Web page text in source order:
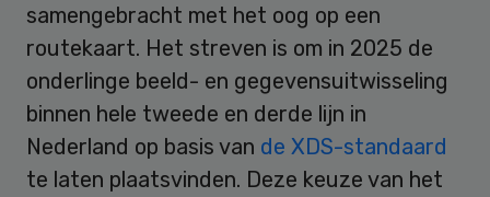
samengebracht met het oog op een
routekaart. Het streven is om in 2025 de
onderlinge beeld- en gegevensuitwisseling
binnen hele tweede en derde lijn in
Nederland op basis van de XDS-standaard
te laten plaatsvinden. Deze keuze van het